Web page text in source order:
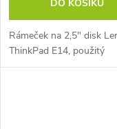
DO KOŠÍKU
Rámeček na 2,5" disk
ThinkPad E14, použitý